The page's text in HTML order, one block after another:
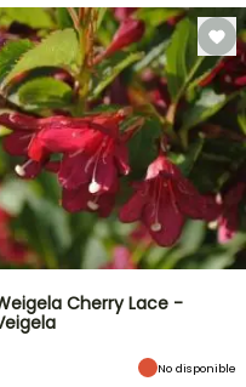
Cherry Lace -
No disponible